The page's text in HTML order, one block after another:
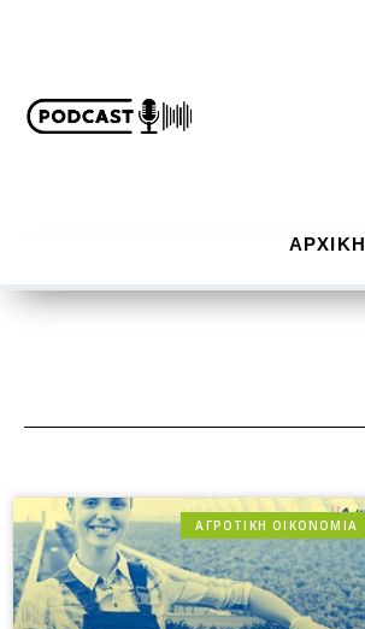
ΑΡΧΙΚΉ
ΑΓΡΟΤΙΚΗ ΟΙΚΟΝΟΜΙΑ